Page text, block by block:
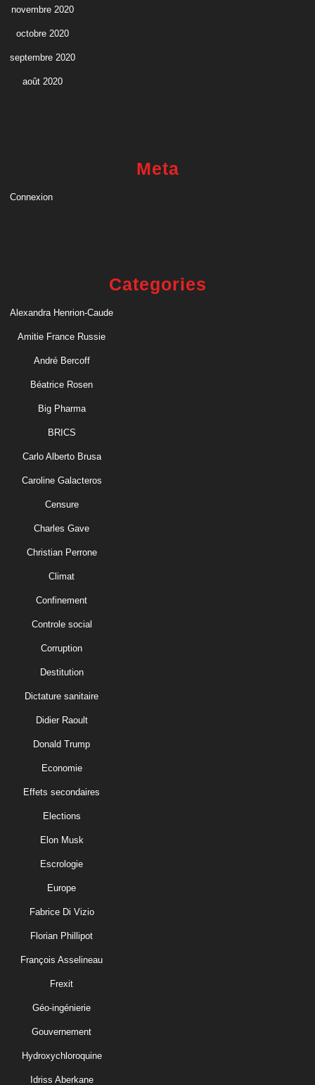
novembre 2020
octobre 2020
septembre 2020
août 2020
Meta
Connexion
Categories
Alexandra Henrion-Caude
Amitie France Russie
André Bercoff
Béatrice Rosen
Big Pharma
BRICS
Carlo Alberto Brusa
Caroline Galacteros
Censure
Charles Gave
Christian Perrone
Climat
Confinement
Controle social
Corruption
Destitution
Dictature sanitaire
Didier Raoult
Donald Trump
Economie
Effets secondaires
Elections
Elon Musk
Escrologie
Europe
Fabrice Di Vizio
Florian Phillipot
François Asselineau
Frexit
Géo-ingénierie
Gouvernement
Hydroxychloroquine
Idriss Aberkane